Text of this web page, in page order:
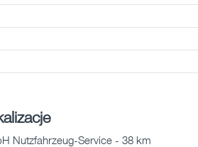
Nutzfahrzeug-Service - 38 km